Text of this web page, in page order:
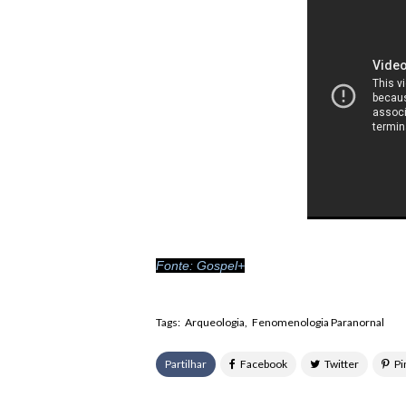
Fonte: Gospel+
Tags: Arqueologia Fenomenologia Paranornal
Partilhar